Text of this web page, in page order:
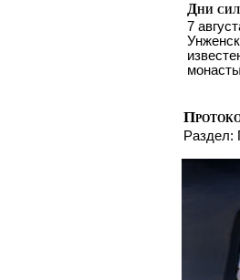
Дни
7
Раздел: